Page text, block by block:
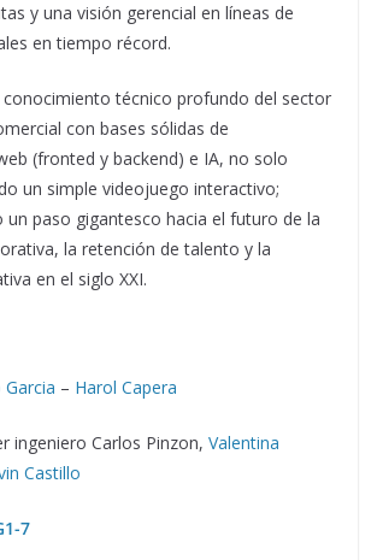
y una visión gerencial en líneas de
en tiempo récord.
técnico profundo del sector
con bases sólidas de
(fronted y backend) e IA, no solo
un simple videojuego interactivo;
un paso gigantesco hacia el futuro de la
la retención de talento y la
en el siglo XXI.
– Harol Capera
ingeniero Carlos Pinzon, Valentina
Castillo
7